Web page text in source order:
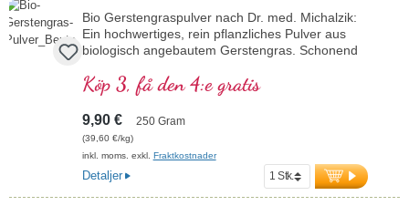
Bio Gerstengraspulver nach Dr. med. Michalzik:
Ein hochwertiges, rein pflanzliches Pulver aus
biologisch angebautem Gerstengras. Schonend
Chlorophyll, Ballaststoffen, Vitaminen und
Mineralstoffen zu bewahren. Das Pulver ist leicht
löslich, vielseitig einsetzbar und frei von jeglichen
Zusätzen – ideal zur Unterstützung einer
ausgewogenen, bewussten Ernährung. Perfekt
geeignet für Smoothies, Säfte oder als tägliche
Nährstoffquelle. Vegan, glutenfrei und in
umweltfreundlicher, aluminiumfreier Verpackung.
Köp 3, få den 4:e gratis
9,90 € 250 Gram
(39,60 €/kg)
inkl. moms. exkl. Fraktkostnader
Detaljer